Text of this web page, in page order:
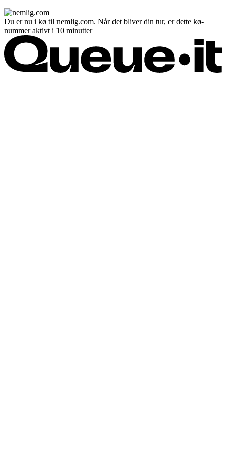
Du er nu i kø til nemlig.com. Når det bliver din tur, er dette kø-
nummer aktivt i 10 minutter